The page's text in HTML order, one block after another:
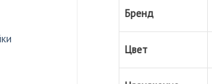
Бренд
Цвет